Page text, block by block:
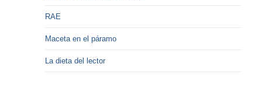
RAE
Maceta en el páramo
La dieta del lector